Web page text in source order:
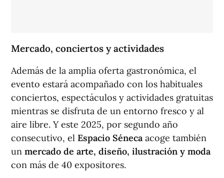
Mercado, conciertos y actividades
Además de la amplia oferta gastronómica, el
evento estará acompañado con los habituales
conciertos, espectáculos y actividades gratuitas
mientras se disfruta de un entorno fresco y al
aire libre. Y este 2025, por segundo año
consecutivo, el Espacio Séneca acoge también
un mercado de arte, diseño, ilustración y moda
con más de 40 expositores.